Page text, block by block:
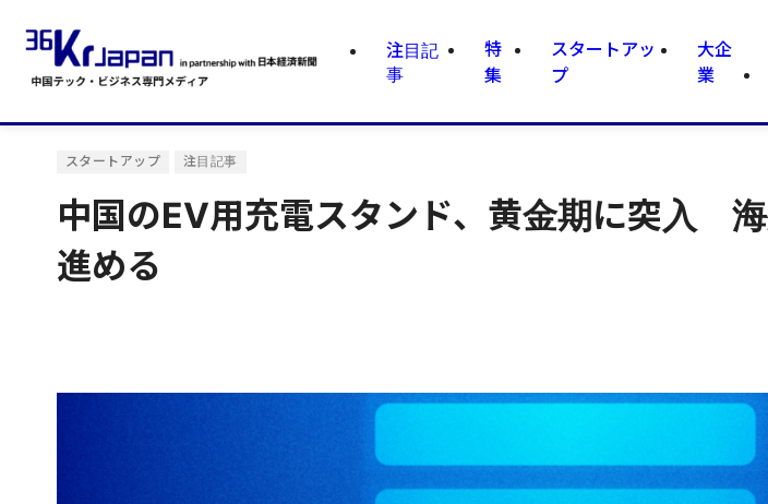
注目記
事
特
集
スタートアッ
プ
大企
業
スタートアップ 注目記事
中国のEV用充電スタンド、黄金期に突入
進める